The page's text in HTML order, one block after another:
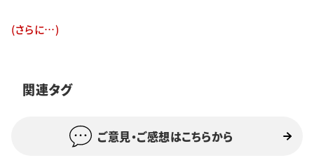
(さらに…)
関連タグ
ご意見・ご感想はこちらから